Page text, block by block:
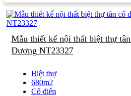
Mẫu thiết kế nội thất biệt thự
Dương NT23327
Biệt thự
680m2
Cổ điển